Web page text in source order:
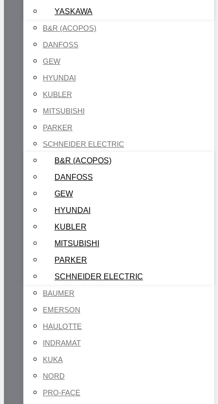
YASKAWA
B&R (ACOPOS)
DANFOSS
GEW
HYUNDAI
KUBLER
MITSUBISHI
PARKER
SCHNEIDER ELECTRIC
B&R (ACOPOS)
DANFOSS
GEW
HYUNDAI
KUBLER
MITSUBISHI
PARKER
SCHNEIDER ELECTRIC
BAUMER
EMERSON
HAULOTTE
INDRAMAT
KUKA
NORD
PRO-FACE